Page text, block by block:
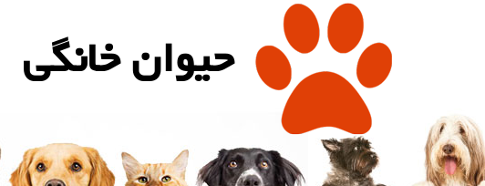
حیوان خانگی